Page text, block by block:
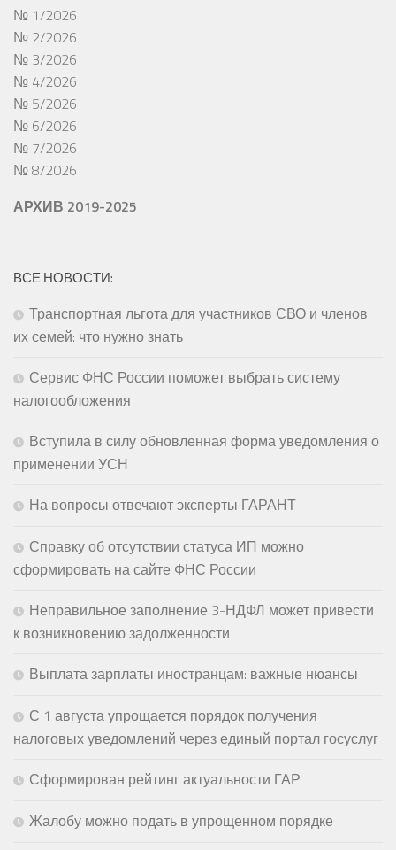
№ 1/2026
№ 2/2026
№ 3/2026
№ 4/2026
№ 5/2026
№ 6/2026
№ 7/2026
№ 8/2026
АРХИВ 2019-2025
ВСЕ НОВОСТИ:
Транспортная льгота для участников СВО и членов
их семей: что нужно знать
Сервис ФНС России поможет выбрать систему
налогообложения
Вступила в силу обновленная форма уведомления о
применении УСН
На вопросы отвечают эксперты ГАРАНТ
Справку об отсутствии статуса ИП можно
сформировать на сайте ФНС России
Неправильное заполнение 3-НДФЛ может привести
к возникновению задолженности
Выплата зарплаты иностранцам: важные нюансы
С 1 августа упрощается порядок получения
налоговых уведомлений через единый портал госуслуг
Сформирован рейтинг актуальности ГАР
Жалобу можно подать в упрощенном порядке